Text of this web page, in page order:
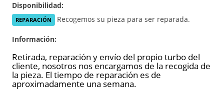
Disponibilidad:
REPARACIÓN Recogemos su pieza para ser reparada.
Información:
Retirada, reparación y envío del propio turbo del
cliente, nosotros nos encargamos de la recogida de
la pieza. El tiempo de reparación es de
aproximadamente una semana.